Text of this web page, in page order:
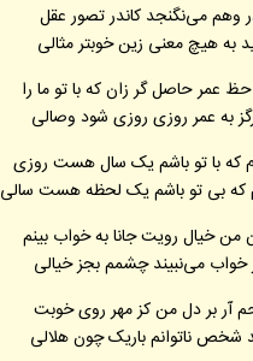
وهم می‌نگنجد کاندر تصور عقل
به هیچ معنی زین خوبتر مثالی
عمر حاصل گر زان که با تو ما را
به عمر روزی روزی شود وصالی
که با تو باشم یک سال هست روزی
که بی تو باشم یک لحظه هست سالی
من خیال رویت جانا به خواب بینم
خواب می‌نبیند چشمم بجز خیالی
آر بر دل من کز مهر روی خوبت
شخص ناتوانم باریک چون هلالی